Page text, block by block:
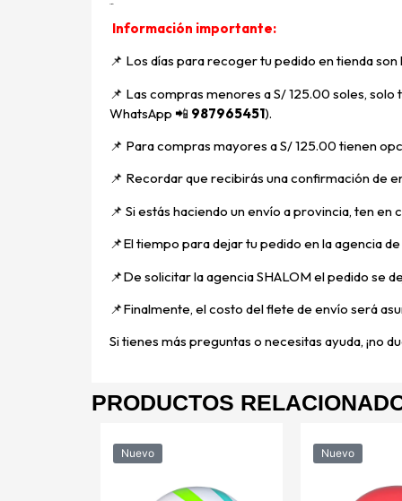
Información importante:
📌 Los días para recoger tu pedido en tienda son
📌 Las compras menores a S/ 125.00 soles,
WhatsApp 📲 987965451).
📌 Para compras mayores a S/ 125.00 tienen
📌 Recordar que recibirás una confirmación de
📌 Si estás haciendo un envío a provincia, ten
📌El tiempo para dejar tu pedido en la agencia
📌De solicitar la agencia SHALOM el pedido se
📌Finalmente, el costo del flete de envío será
Si tienes más preguntas o necesitas ayuda, ¡no
PRODUCTOS
Nuevo Nuevo